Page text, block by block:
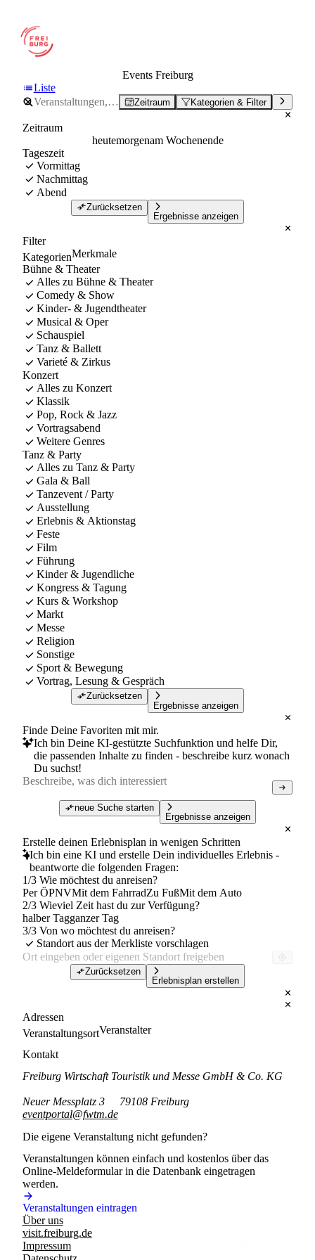
Events Freiburg
Liste
Zeitraum Kategorien & Filter
Zeitraum
heutemorgenam Wochenende
Tageszeit
Vormittag
Nachmittag
Abend
Zurücksetzen
Ergebnisse anzeigen
Filter
KategorienMerkmale
Bühne & Theater
Alles zu Bühne & Theater
Comedy & Show
Kinder- & Jugendtheater
Musical & Oper
Schauspiel
Tanz & Ballett
Varieté & Zirkus
Konzert
Alles zu Konzert
Klassik
Pop, Rock & Jazz
Vortragsabend
Weitere Genres
Tanz & Party
Alles zu Tanz & Party
Gala & Ball
Tanzevent / Party
Ausstellung
Erlebnis & Aktionstag
Feste
Film
Führung
Kinder & Jugendliche
Kongress & Tagung
Kurs & Workshop
Markt
Messe
Religion
Sonstige
Sport & Bewegung
Vortrag, Lesung & Gespräch
Zurücksetzen
Ergebnisse anzeigen
Finde Deine Favoriten mit mir.
Ich bin Deine KI-gestützte Suchfunktion und helfe Dir,
die passenden Inhalte zu finden - beschreibe kurz wonach
Du suchst!
neue Suche starten
Ergebnisse anzeigen
Erstelle deinen Erlebnisplan in wenigen Schritten
Ich bin eine KI und erstelle Dein individuelles Erlebnis -
beantworte die folgenden Fragen:
1/3 Wie möchtest du anreisen?
Per ÖPNVMit dem FahrradZu FußMit dem Auto
2/3 Wieviel Zeit hast du zur Verfügung?
halber Tagganzer Tag
3/3 Von wo möchtest du anreisen?
Standort aus der Merkliste vorschlagen
Zurücksetzen
Erlebnisplan erstellen
Adressen
VeranstaltungsortVeranstalter
Kontakt
Freiburg Wirtschaft Touristik und Messe GmbH & Co. KG
Neuer Messplatz 3
79108 Freiburg
eventportal@fwtm.de
Die eigene Veranstaltung nicht gefunden?
Veranstaltungen können einfach und kostenlos über das
Online-Meldeformular in die Datenbank eingetragen
werden.
Veranstaltungen eintragen
Über uns
visit.freiburg.de
Impressum